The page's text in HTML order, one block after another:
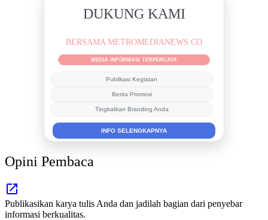
DUKUNG KAMI
BERSAMA METROMEDIANEWS.CO
MEDIA INFORMASI TERPERCAYA
Publikasi Kegiatan
Berita Promosi
Tingkatkan Branding Anda
INFO SELENGKAPNYA
Opini Pembaca
Publikasikan karya tulis Anda dan jadilah bagian dari penyebar
informasi berkualitas.